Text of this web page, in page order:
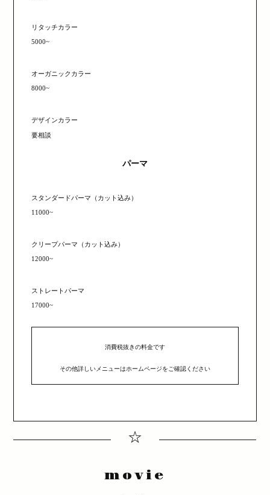
リタッチカラー
5000~
オーガニックカラー
8000~
デザインカラー
要相談
パーマ
スタンダードパーマ（カット込み）
11000~
クリープパーマ（カット込み）
12000~
ストレートパーマ
17000~
消費税抜きの料金です
その他詳しいメニューはホームページをご確認ください
☆
movie